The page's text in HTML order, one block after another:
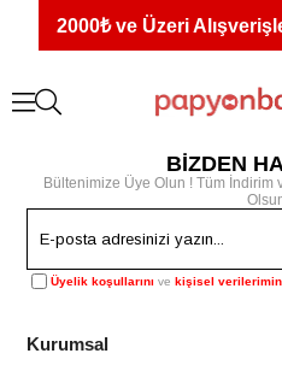
2000₺ ve Üzeri
BİZDEN
Bültenimize Üye Olun ! Tüm İndirim
Üyelik koşullarını vekişisel verilerimin
Kurumsal